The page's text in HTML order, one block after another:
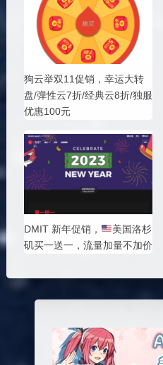
狗云举双11促销，幸运大转
盘/弹性云7折/经典云8折/独服
优惠100元
DMIT 新年促销，
美国洛杉
矶买一送一，流量加量不加价